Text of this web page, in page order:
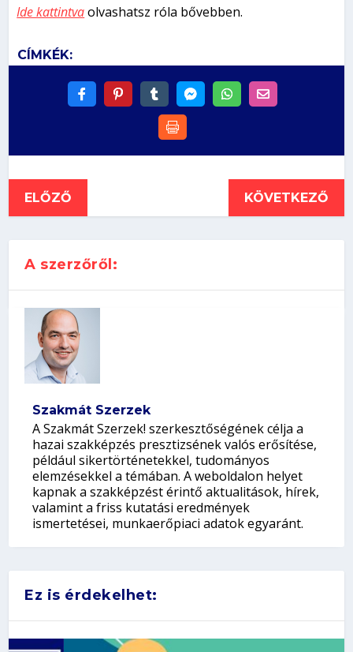
Ide kattintvaolvashatsz róla bővebben.
CÍMKÉK:
ELŐZŐ KÖVETKEZŐ
A szerzőről:
Szakmát Szerzek
A Szakmát Szerzek! szerkesztőségének célja a
hazai szakképzés presztizsének valós erősítése,
például sikertörténetekkel, tudományos
elemzésekkel a témában. A weboldalon helyet
kapnak a szakképzést érintő aktualitások, hírek,
valamint a friss kutatási eredmények
ismertetései, munkaerőpiaci adatok egyaránt.
Ez is érdekelhet: